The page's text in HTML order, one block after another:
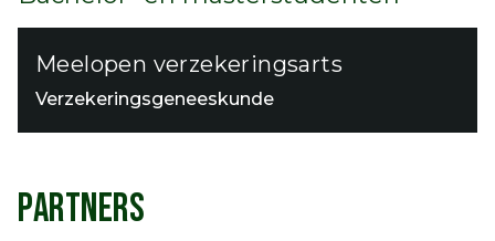
Meelopen verzekeringsarts
Verzekeringsgeneeskunde
PARTNERS